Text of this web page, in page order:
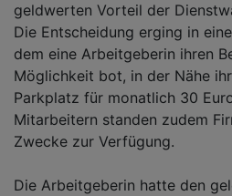
geldwerten Vorteil der
Die Entscheidung erging in
dem eine Arbeitgeberin ihren
Möglichkeit bot, in der Nähe
Parkplatz für monatlich 30
Mitarbeitern standen zudem
Zwecke zur Verfügung.
Die Arbeitgeberin hatte den